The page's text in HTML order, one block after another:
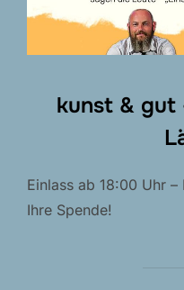
kunst & gut
Einlass ab 18:00 Uhr
Ihre Spende!